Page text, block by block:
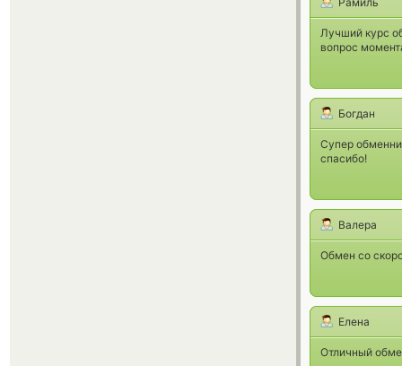
Лучший курс
вопрос
Богдан
Супер
спасибо!
Валера
Обмен со
Елена
Отличный